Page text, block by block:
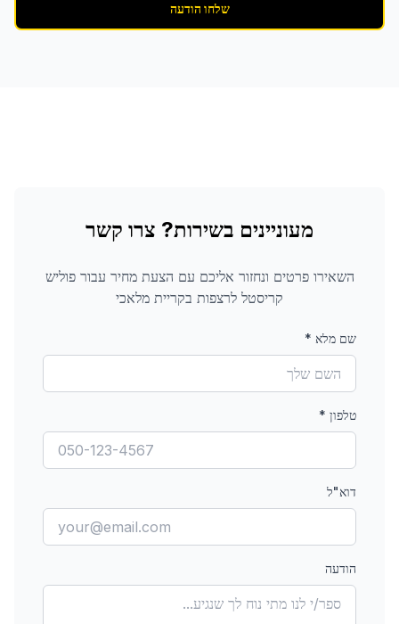
שלחו הודעה
מעוניינים בשירות? צרו קשר
השאירו פרטים ונחזור אליכם עם הצעת מחיר עבורפוליש
קריסטל לרצפות בקריית מלאכי
שם מלא *
טלפון *
דוא"ל
הודעה